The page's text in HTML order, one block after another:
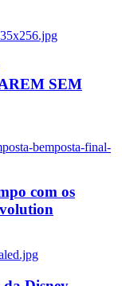
SEM
bemposta-final-
com os